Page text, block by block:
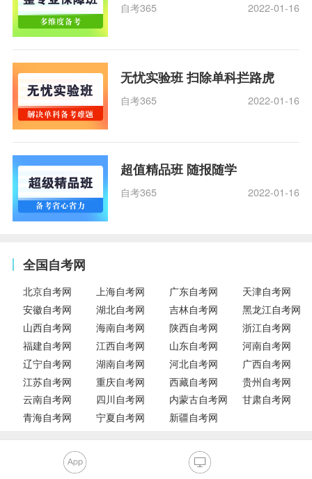
自考365 2022-01-16
无忧实验班 扫除单科拦路虎
自考365 2022-01-16
超值精品班 随报随学
自考365 2022-01-16
全国自考网
北京自考网 上海自考网 广东自考网
天津自考网
安徽自考网
湖北自考网 吉林自考网
黑龙江自考网
山西自考网
海南自考网 陕西自考网
浙江自考网
福建自考网
江西自考网 山东自考网
河南自考网
辽宁自考网
湖南自考网 河北自考网
广西自考网
江苏自考网
重庆自考网 西藏自考网
贵州自考网
云南自考网
四川自考网 内蒙古自考网
甘肃自考网
青海自考网
宁夏自考网 新疆自考网